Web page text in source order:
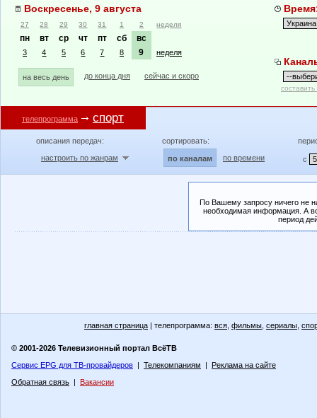
Воскресенье, 9 августа
27 28 29 30 31 1 2 неделя
пн вт ср чт пт сб вс
3 4 5 6 7 8 9 неделя
на весь день до конца дня сейчас и скоро
телепрограмма спорт
описания передач:
настроить по жанрам
сортировать:
по каналам по времени с
По Вашему запросу ничего не
необходимая информация. А
период
главная страница | телепрограмма: вся фильмы сериалы
© 2001-2026 Телевизионный портал ВсёТВ
Сервис EPG для ТВ-провайдеров | Телекомпаниям | Реклама на сайте
Обратная связь | Вакансии